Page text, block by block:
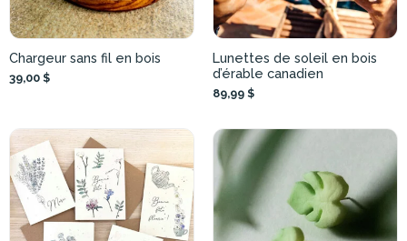
Chargeur sans fil en bois
39,00 $
Lunettes de soleil en bois
d’érable canadien
89,99 $